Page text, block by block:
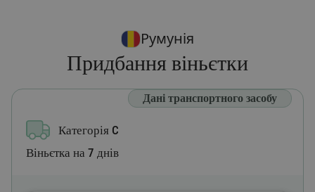
Румунія
Придбання віньєтки
Дані транспортного засобу
Категорія C
Віньєтка на 7 днів